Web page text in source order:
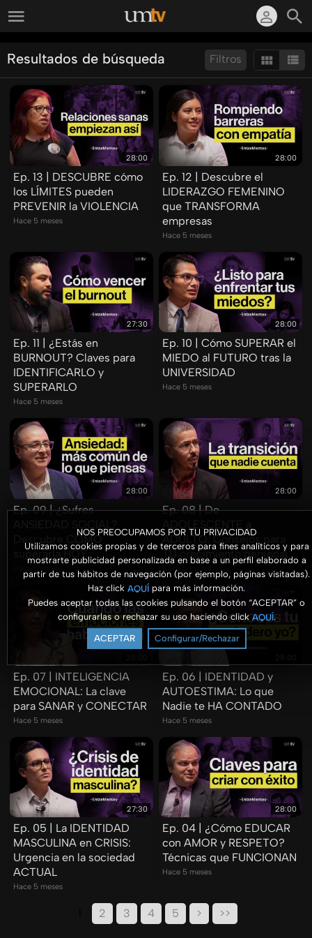
NOS PREOCUPAMOS POR TU PRIVACIDAD
Utilizamos cookies propias y de terceros para fines analíticos y para
mostrarte publicidad personalizada en base a un perfil elaborado a
partir de tus hábitos de navegación (por ejemplo, páginas visitadas).
Haz click AQUÍ para más información.
Puedes aceptar todas las cookies pulsando el botón “ACEPTAR” o
configurarlas o rechazar su uso haciendo click AQUÍ.
ACEPTAR Configurar/Rechazar
Filtros
Resultados de búsqueda
Ordenar por:
Mostrar:
Resultados/Pág.:
28:00
Ep. 13 | DESCUBRE cómo
los LÍMITES pueden
PREVENIR la VIOLENCIA
Hace 5 meses
28:00
Ep. 12 | Descubre el
LIDERAZGO FEMENINO
que TRANSFORMA
empresas
Hace 5 meses
27:30
Ep. 11 | ¿Estás en
BURNOUT? Claves para
IDENTIFICARLO y
SUPERARLO
Hace 5 meses
28:00
Ep. 10 | Cómo SUPERAR el
MIEDO al FUTURO tras la
UNIVERSIDAD
Hace 5 meses
28:00
Ep. 09 | ¿Sufres
Descubre CÓMO
superarla HOY
Hace 5 meses
28:00
Ep. 08 | De
ADULTO: Consejos para
TU crecimiento personal
Hace 5 meses
Ep. 07 | INTELIGENCIA
EMOCIONAL: La clave
para SANAR y CONECTAR
Hace 5 meses
Ep. 06 | IDENTIDAD y
AUTOESTIMA: Lo que
Nadie te HA CONTADO
Hace 5 meses
27:30
Ep. 05 | La IDENTIDAD
MASCULINA en CRISIS:
Urgencia en la sociedad
ACTUAL
Hace 5 meses
28:00
Ep. 04 | ¿Cómo EDUCAR
con AMOR y RESPETO?
Técnicas que FUNCIONAN
Hace 5 meses
2 3 4 5 > >>